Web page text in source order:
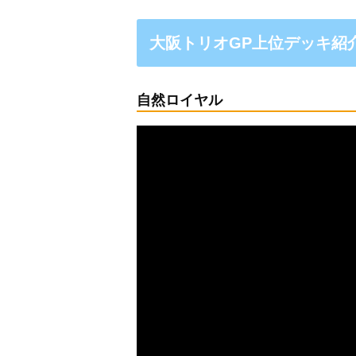
大阪トリオGP上位デッキ紹
自然ロイヤル